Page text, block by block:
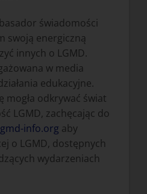
świadomości
swoją energiczną
innych o LGMD.
w media
edukacyjne.
mogła odkrywać świat
LGMD, zachęcając do
info.org aby
o LGMD, dostępnych
wydarzeniach